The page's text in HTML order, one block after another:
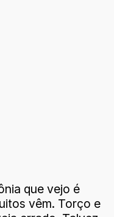
que vejo é
vêm. Torço e